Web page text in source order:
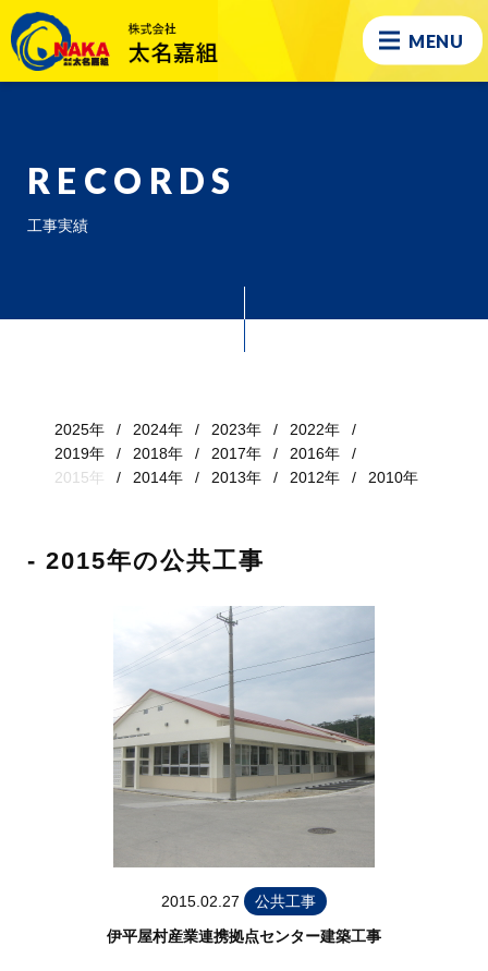
MENU
RECORDS
工事実績
2025年 2024年 2023年
2022年
2019年
2018年 2017年
2016年
2015年
2014年 2013年 2012年 2010年
- 2015年の公共工事
2015.02.27
公共工事
伊平屋村産業連携拠点センター建築工事